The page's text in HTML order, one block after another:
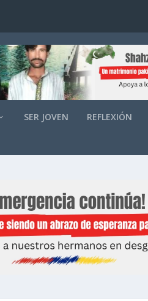
SER JOVEN REFLEXIÓN